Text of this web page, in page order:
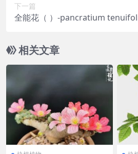
下一篇
全能花（ ）-pancratium
相关文章